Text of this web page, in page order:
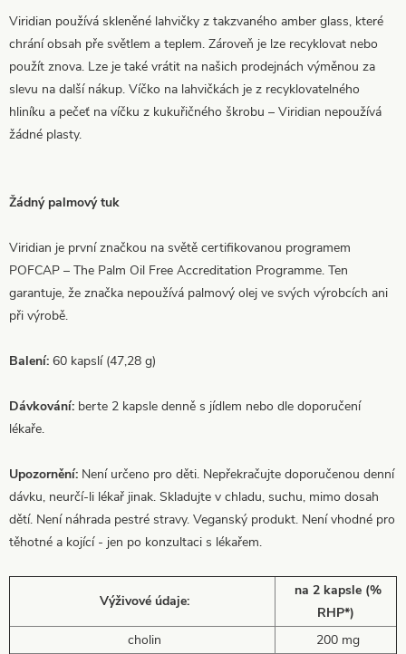
Viridian používá skleněné lahvičky z takzvaného amber glass, které
chrání obsah pře světlem a teplem. Zároveň je lze recyklovat nebo
použít znova. Lze je také vrátit na našich prodejnách výměnou za
slevu na další nákup. Víčko na lahvičkách je z recyklovatelného
hliníku a pečeť na víčku z kukuřičného škrobu – Viridian nepoužívá
žádné plasty.
Žádný palmový tuk
Viridian je první značkou na světě certifikovanou programem
POFCAP – The Palm Oil Free Accreditation Programme. Ten
garantuje, že značka nepoužívá palmový olej ve svých výrobcích ani
při výrobě.
Balení: 60 kapslí (47,28 g)
Dávkování: berte 2 kapsle denně s jídlem nebo dle doporučení
lékaře.
Upozornění: Není určeno pro děti. Nepřekračujte doporučenou denní
dávku, neurčí-li lékař jinak. Skladujte v chladu, suchu, mimo dosah
dětí. Není náhrada pestré stravy. Veganský produkt. Není vhodné pro
těhotné a kojící - jen po konzultaci s lékařem.
Výživové údaje:
na 2 kapsle (%
RHP*)
cholin
200 mg